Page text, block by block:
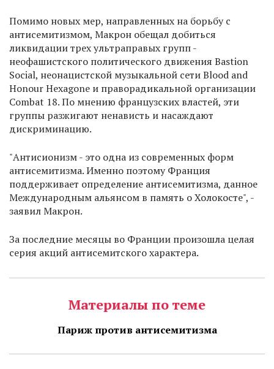
Помимо новых мер, направленных на борьбу с
антисемитизмом, Макрон обещал добиться
ликвидации трех ультраправых групп -
неофашистского политического движения Bastion
Social, неонацистской музыкальной сети Blood and
Honour Hexagone и праворадикальной организации
Combat 18. По мнению французских властей, эти
группы разжигают ненависть и насаждают
дискриминацию.
"Антисионизм - это одна из современных форм
антисемитизма. Именно поэтому Франция
поддерживает определение антисемитизма, данное
Международным альянсом в память о Холокосте", -
заявил Макрон.
За последние месяцы во Франции произошла целая
серия акций антисемитского характера.
Материалы по теме
Париж против антисемитизма